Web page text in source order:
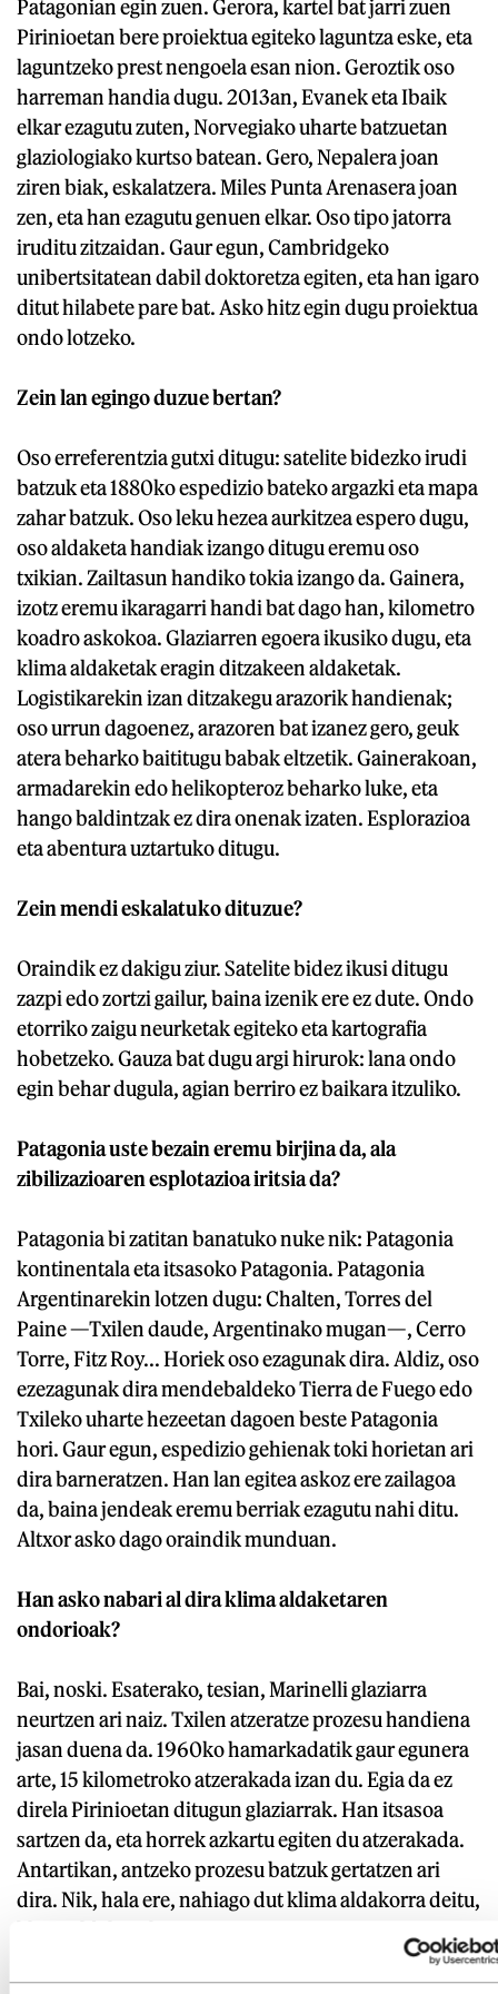
Patagonian egin zuen. Gerora, kartel bat jarri zuen
Pirinioetan bere proiektua egiteko laguntza eske, eta
laguntzeko prest nengoela esan nion. Geroztik oso
harreman handia dugu. 2013an, Evanek eta Ibaik
elkar ezagutu zuten, Norvegiako uharte batzuetan
glaziologiako kurtso batean. Gero, Nepalera joan
ziren biak, eskalatzera. Miles Punta Arenasera joan
zen, eta han ezagutu genuen elkar. Oso tipo jatorra
iruditu zitzaidan. Gaur egun, Cambridgeko
unibertsitatean dabil doktoretza egiten, eta han igaro
ditut hilabete pare bat. Asko hitz egin dugu proiektua
ondo lotzeko.
Zein lan egingo duzue bertan?
Oso erreferentzia gutxi ditugu: satelite bidezko irudi
batzuk eta 1880ko espedizio bateko argazki eta mapa
zahar batzuk. Oso leku hezea aurkitzea espero dugu,
oso aldaketa handiak izango ditugu eremu oso
txikian. Zailtasun handiko tokia izango da. Gainera,
izotz eremu ikaragarri handi bat dago han, kilometro
koadro askokoa. Glaziarren egoera ikusiko dugu, eta
klima aldaketak eragin ditzakeen aldaketak.
Logistikarekin izan ditzakegu arazorik handienak;
oso urrun dagoenez, arazoren bat izanez gero, geuk
atera beharko baititugu babak eltzetik. Gainerakoan,
armadarekin edo helikopteroz beharko luke, eta
hango baldintzak ez dira onenak izaten. Esplorazioa
eta abentura uztartuko ditugu.
Zein mendi eskalatuko dituzue?
Oraindik ez dakigu ziur. Satelite bidez ikusi ditugu
zazpi edo zortzi gailur, baina izenik ere ez dute. Ondo
etorriko zaigu neurketak egiteko eta kartografia
hobetzeko. Gauza bat dugu argi hirurok: lana ondo
egin behar dugula, agian berriro ez baikara itzuliko.
Patagonia uste bezain eremu birjina da, ala
zibilizazioaren esplotazioa iritsia da?
Patagonia bi zatitan banatuko nuke nik: Patagonia
kontinentala eta itsasoko Patagonia. Patagonia
Argentinarekin lotzen dugu: Chalten, Torres del
Paine —Txilen daude, Argentinako mugan—, Cerro
Torre, Fitz Roy... Horiek oso ezagunak dira. Aldiz, oso
ezezagunak dira mendebaldeko Tierra de Fuego edo
Txileko uharte hezeetan dagoen beste Patagonia
hori. Gaur egun, espedizio gehienak toki horietan ari
dira barneratzen. Han lan egitea askoz ere zailagoa
da, baina jendeak eremu berriak ezagutu nahi ditu.
Altxor asko dago oraindik munduan.
Han asko nabari al dira klima aldaketaren
ondorioak?
Bai, noski. Esaterako, tesian, Marinelli glaziarra
neurtzen ari naiz. Txilen atzeratze prozesu handiena
jasan duena da. 1960ko hamarkadatik gaur egunera
arte, 15 kilometroko atzerakada izan du. Egia da ez
direla Pirinioetan ditugun glaziarrak. Han itsasoa
sartzen da, eta horrek azkartu egiten du atzerakada.
Antartikan, antzeko prozesu batzuk gertatzen ari
dira. Nik, hala ere, nahiago dut klima aldakorra deitu,